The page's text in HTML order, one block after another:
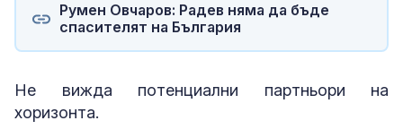
Румен Овчаров: Радев няма да бъде
спасителят на България
Не вижда потенциални партньори на
хоризонта.